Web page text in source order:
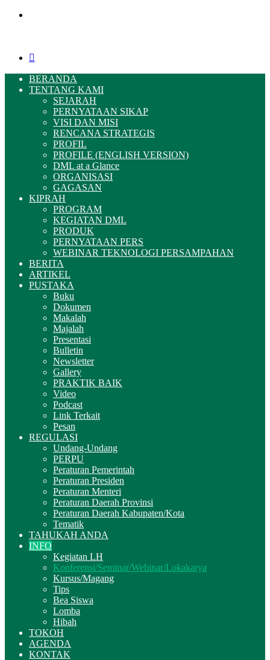
BERANDA
TENTANG KAMI
SEJARAH
PERNYATAAN SIKAP
VISI DAN MISI
RENCANA STRATEGIS
PROFIL
PROFILE (ENGLISH VERSION)
DML at a Glance
ORGANISASI
GAGASAN
KIPRAH
PROGRAM
KEGIATAN DML
PRODUK
PERNYATAAN PERS
WEBINAR TEKNOLOGI PERSAMPAHAN
BERITA
ARTIKEL
PUSTAKA
Buku
Dokumen
Makalah
Majalah
Presentasi
Bulletin
Newsletter
Gallery
PRAKTIK BAIK
Video
Podcast
Link Terkait
Pesan
REGULASI
Undang-Undang
PERPU
Peraturan Pemerintah
Peraturan Presiden
Peraturan Menteri
Peraturan Daerah Provinsi
Peraturan Daerah Kabupaten/Kota
Tematik
TAHUKAH ANDA
INFO
Kegiatan LH
Konferensi/Seminar/Webinar/Lokakarya
Kursus/Magang
Tips
Bea Siswa
Lomba
Hibah
TOKOH
AGENDA
KONTAK